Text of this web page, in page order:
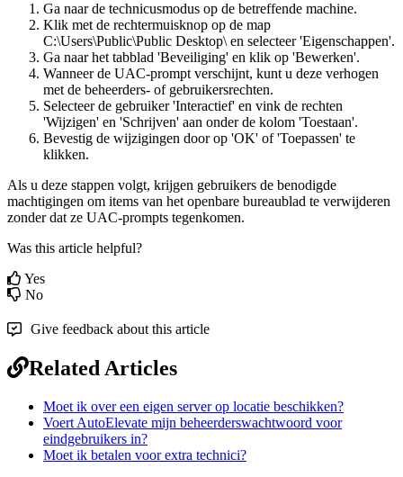
Ga naar de technicusmodus op de betreffende machine.
Klik met de rechtermuisknop op de map
C:\Users\Public\Public Desktop\ en selecteer 'Eigenschappen'.
Ga naar het tabblad 'Beveiliging' en klik op 'Bewerken'.
Wanneer de UAC-prompt verschijnt, kunt u deze verhogen
met de beheerders- of gebruikersrechten.
Selecteer de gebruiker 'Interactief' en vink de rechten
'Wijzigen' en 'Schrijven' aan onder de kolom 'Toestaan'.
Bevestig de wijzigingen door op 'OK' of 'Toepassen' te
klikken.
Als u deze stappen volgt, krijgen gebruikers de benodigde
machtigingen om items van het openbare bureaublad te verwijderen
zonder dat ze UAC-prompts tegenkomen.
Was this article helpful?
Yes
No
Give feedback about this article
Related Articles
Moet ik over een eigen server op locatie beschikken?
Voert AutoElevate mijn beheerderswachtwoord voor
eindgebruikers in?
Moet ik betalen voor extra technici?